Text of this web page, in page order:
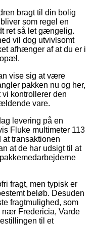
bragt til din bolig
som regel en
ret så let gængelig.
vil dog utvivlsomt
afhænger af at du er i
vise sig at være
pakken nu og her,
vi kontrollerer den
vare.
levering på en
Fluke multimeter 113
at transaktionen
at de har udsigt til at
fragt, men typisk er
beløb. Desuden
fragtmulighed, som
nær Fredericia, Varde
til et